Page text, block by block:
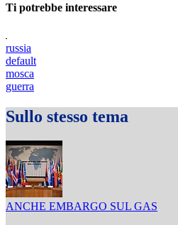
Ti potrebbe interessare
russia
default
mosca
guerra
Sullo stesso tema
ANCHE EMBARGO SUL GAS